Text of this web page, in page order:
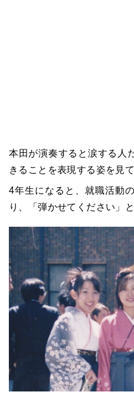
本田が演奏すると涙する人
きることを表現する姿を見
4年生になると、就職活動
り、「弾かせてください」